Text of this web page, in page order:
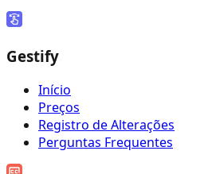
Gestify
Início
Preços
Registro de Alterações
Perguntas Frequentes